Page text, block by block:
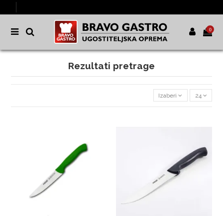
0
Rezultati pretrage
Izaberi 24